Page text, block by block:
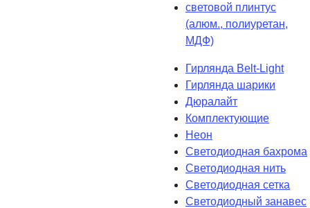
световой плинтус
(алюм., полиуретан,
МДФ)
Гирлянда Belt-Light
Гирлянда шарики
Дюралайт
Комплектующие
Неон
Светодиодная бахрома
Светодиодная нить
Светодиодная сетка
Светодиодный занавес